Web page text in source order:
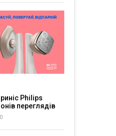
Philips
переглядів